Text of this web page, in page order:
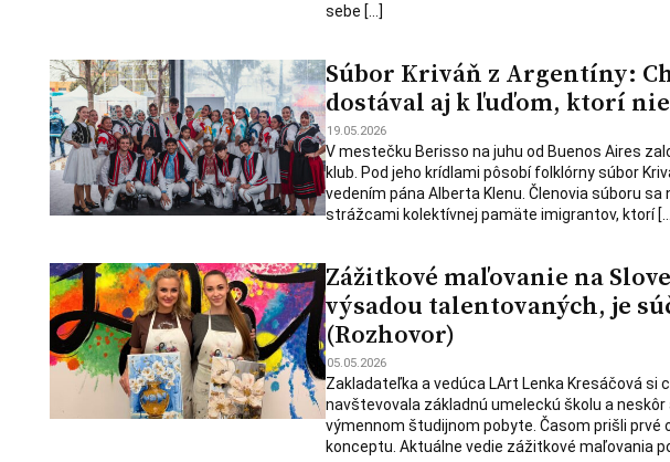
sebe […]
Súbor Kriváň z Argentíny:
dostával aj k ľuďom, ktorí
19.05.2026
V mestečku Berisso na juhu od Buenos Aires
klub. Pod jeho krídlami pôsobí folklórny súbor
vedením pána Alberta Klenu. Členovia súboru
strážcami kolektívnej pamäte imigrantov, ktorí
Zážitkové maľovanie na
výsadou talentovaných, je
(Rozhovor)
05.05.2026
Zakladateľka a vedúca LArt Lenka Kresáčová
navštevovala základnú umeleckú školu a
výmennom študijnom pobyte. Časom prišli prvé
konceptu. Aktuálne vedie zážitkové maľovania